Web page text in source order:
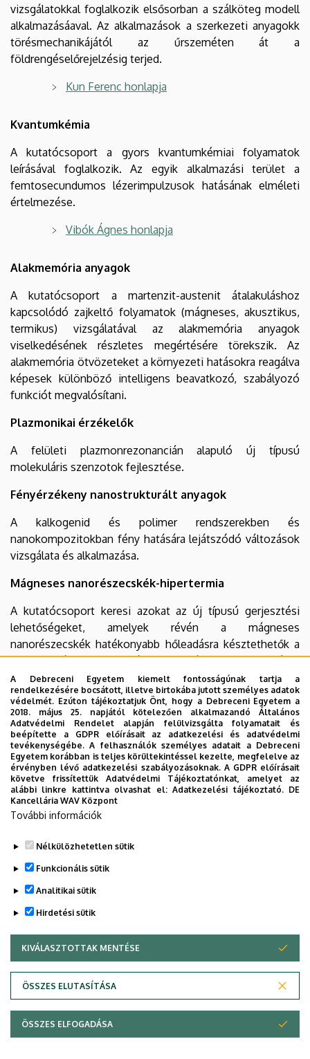
vizsgálatokkal foglalkozik elsősorban a szálköteg modell
alkalmazásáaval. Az alkalmazások a szerkezeti anyagokk
törésmechanikájától az űrszeméten át a
földrengéselőrejelzésig terjed.
Kun Ferenc honlapja
Kvantumkémia
A kutatócsoport a gyors kvantumkémiai folyamatok
leírásával foglalkozik. Az egyik alkalmazási terület a
femtosecundumos lézerimpulzusok hatásának elméleti
értelmezése.
Vibók Ágnes honlapja
Alakmemória anyagok
A kutatócsoport a martenzit-austenit átalakuláshoz
kapcsolódó zajkeltő folyamatok (mágneses, akusztikus,
termikus) vizsgálatával az alakmemória anyagok
viselkedésének részletes megértésére törekszik. Az
alakmemória ötvözeteket a környezeti hatásokra reagálva
képesek különböző intelligens beavatkozó, szabályozó
funkciót megvalósítani.
Plazmonikai érzékelők
A felületi plazmonrezonancián alapuló új típusú
molekuláris szenzotok fejlesztése.
Fényérzékeny nanostrukturált anyagok
A kalkogenid és polimer rendszerekben és
nanokompozitokban fény hatására lejátszódó változások
vizsgálata és alkalmazása.
Mágneses nanorészecskék-hipertermia
A kutatócsoport keresi azokat az új típusú gerjesztési
lehetőségeket, amelyek révén a mágneses
nanorészecskék hatékonyabb hőleadásra késztethetők a
hipertermiás alkalmazások során. Az elméleti
számolásokat a mágneses nanorészecskék kísérleti
vizsgálatával egészítik ki.
Régészeti tárgyak vizsgálata és konzerválása
Az anyagtudomány és nanotechnológia korszerű
módszereinek felhasználása a műtárgyak védelmében és
elemzésében.
Legutóbbi frissítés: 2023. 06. 14. 13:29
Adatvédelem
Szerzői jog © 2026 Unideb
A Debreceni Egyetem kiemelt fontosságúnak tartja a
rendelkezésére bocsátott, illetve birtokába jutott személyes adatok
védelmét. Ezúton tájékoztatjuk Önt, hogy a Debreceni Egyetem a
2018. május 25. napjától kötelezően alkalmazandó Általános
Adatvédelmi Rendelet alapján felülvizsgálta folyamatait és
beépítette a GDPR előírásait az adatkezelési és adatvédelmi
tevékenységébe. A felhasználók személyes adatait a Debreceni
Egyetem korábban is teljes körültekintéssel kezelte, megfelelve az
érvényben lévő adatkezelési szabályozásoknak. A GDPR előírásait
követve frissítettük Adatvédelmi Tájékoztatónkat, amelyet az
alábbi linkre kattintva olvashat el:Adatkezelési tájékoztató. DE
Kancellária WAV Központ
További információk
Nélkülözhetetlen sütik
Funkcionális sütik
Analitikai sütik
Hirdetési sütik
KIVÁLASZTOTTAK MENTÉSE
ÖSSZES ELUTASÍTÁSA
WITHDRAW CONSENT
ÖSSZES ELFOGADÁSA